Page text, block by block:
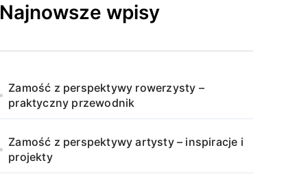
Najnowsze wpisy
Zamość z perspektywy rowerzysty –
praktyczny przewodnik
Zamość z perspektywy artysty – inspiracje i
projekty